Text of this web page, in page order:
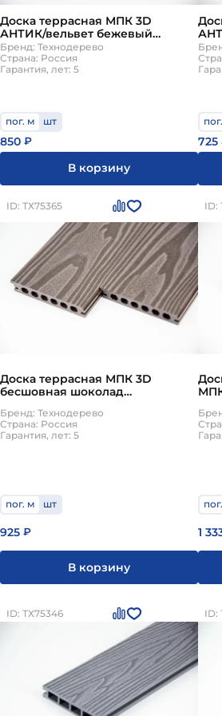
— используются для
Также пиломатериалы
Доска террасная МПК 3D
АНТИК/вельвет бежевый
140х25х4000мм Технодерево
Бренд: Технодерево
Страна: Россия
Гарантия, лет: 5
пог. м шт
850 ₽
В корзину
725
ID: ТХ75365
Доска террасная МПК 3D
бесшовная шоколад
Бренд: Технодерево
Страна: Россия
Гарантия, лет: 5
пог. м шт
925 ₽
В корзину
ID:
1
ID: ТХ75346 ID: